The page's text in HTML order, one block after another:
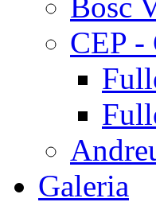
CEP -
Galeria